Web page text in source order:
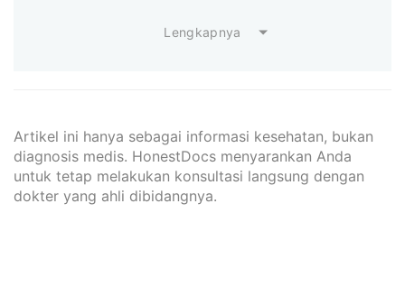
Lengkapnya
Artikel ini hanya sebagai informasi kesehatan, bukan
diagnosis medis. HonestDocs menyarankan Anda
untuk tetap melakukan konsultasi langsung dengan
dokter yang ahli dibidangnya.